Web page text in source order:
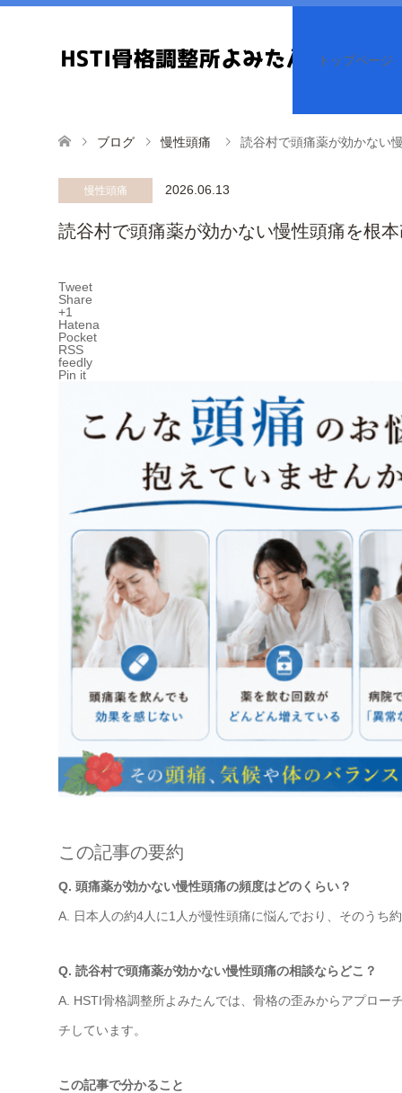
トップページ
ブログ 慢性頭痛 読谷村で頭痛薬が効かない
慢性頭痛 2026.06.13
読谷村で頭痛薬が効かない慢性頭痛を根
Tweet
Share
+1
Hatena
Pocket
RSS
feedly
Pin it
この記事の要約
Q. 頭痛薬が効かない慢性頭痛の頻度はどのくらい？
A. 日本人の約4人に1人が慢性頭痛に悩んでおり、そのうち
Q. 読谷村で頭痛薬が効かない慢性頭痛の相談ならどこ？
A. HSTI骨格調整所よみたんでは、骨格の歪みからアプロー
チしています。
この記事で分かること